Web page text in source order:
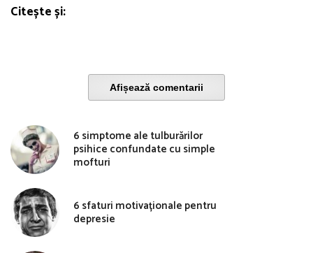
Citește și:
Afișează comentarii
6 simptome ale tulburărilor
psihice confundate cu simple
mofturi
6 sfaturi motivaționale pentru
depresie